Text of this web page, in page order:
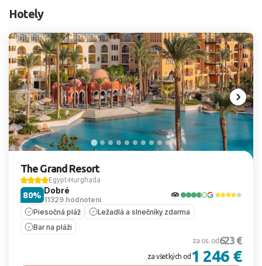
Hotely
The Grand Resort
Egypt Hurghada
Dobré
11329 hodnotení
80%
Piesočná pláž
Ležadlá a slnečníky zdarma
Bar na pláži
za os. od 623 €
za všetkých od 1 246 €